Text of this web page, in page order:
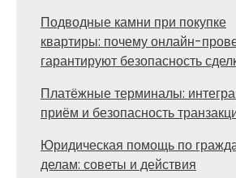
Подводные камни при покупке
квартиры: почему онлайн-
гарантируют безопасность
Платёжные терминалы:
приём и безопасность
Юридическая помощь по
делам: советы и действия